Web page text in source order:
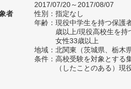
2017/07/20～2017/08/07
者
性別：指定なし
年齢：現役中学生を持つ保護
歳以上/現役高校生を持
女性33歳以上
地域：北関東（茨城県、栃木
条件：高校受験を対象とする
（したことのある）現